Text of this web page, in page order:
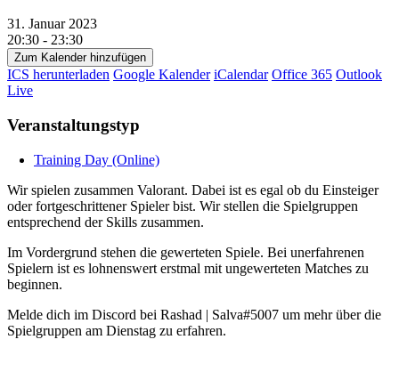
31. Januar 2023
20:30 - 23:30
Zum Kalender hinzufügen
ICS herunterladen Google Kalender iCalendar Office 365 Outlook
Live
Veranstaltungstyp
Training Day (Online)
Wir spielen zusammen Valorant. Dabei ist es egal ob du Einsteiger
oder fortgeschrittener Spieler bist. Wir stellen die Spielgruppen
entsprechend der Skills zusammen.
Im Vordergrund stehen die gewerteten Spiele. Bei unerfahrenen
Spielern ist es lohnenswert erstmal mit ungewerteten Matches zu
beginnen.
Melde dich im Discord bei Rashad | Salva#5007 um mehr über die
Spielgruppen am Dienstag zu erfahren.